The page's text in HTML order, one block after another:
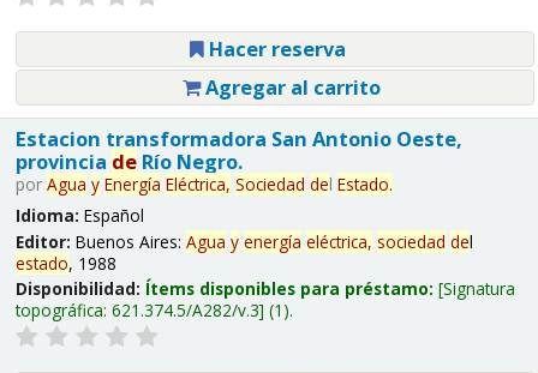
Hacer reserva
Agregar al carrito
Estacion transformadora San Antonio Oeste,
provincia deRío Negro.
por Agua y Energía Eléctrica, Sociedad del Estado.
Idioma: Español
Editor: Buenos Aires: Agua y energía eléctrica, sociedad del
estado, 1988
Disponibilidad: Ítems disponibles para préstamo: Signatura
topográfica: 621.374.5/A282/v.3 (1).